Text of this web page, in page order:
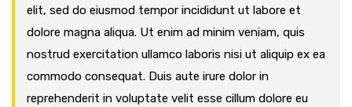
elit, sed do eiusmod tempor incididunt ut labore et
dolore magna aliqua. Ut enim ad minim veniam, quis
nostrud exercitation ullamco laboris nisi ut aliquip ex ea
commodo consequat. Duis aute irure dolor in
reprehenderit in voluptate velit esse cillum dolore eu